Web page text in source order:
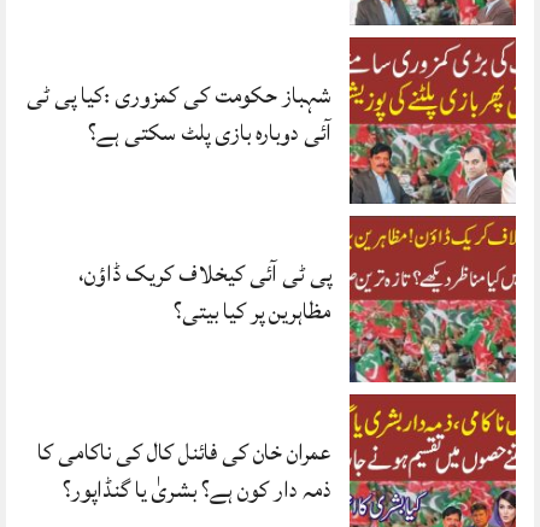
شہباز حکومت کی کمزوری :کیا پی ٹی
آئی دوبارہ بازی پلٹ سکتی ہے؟
پی ٹی آئی کیخلاف کریک ڈاؤن،
مظاہرین پر کیا بیتی؟
عمران خان کی فائنل کال کی ناکامی کا
ذمہ دار کون ہے؟ بشریٰ یا گنڈاپور؟